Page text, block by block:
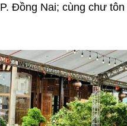
Đồng Nai; cùng chư